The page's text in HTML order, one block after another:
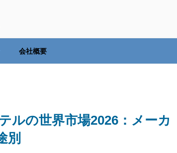
会社概要
ルの世界市場2026：メーカ
別